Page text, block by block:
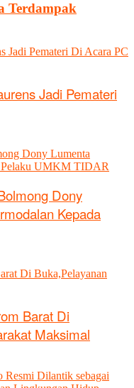
Terdampak
Jadi Pemateri
Dony
Kepada
Barat Di
Maksimal